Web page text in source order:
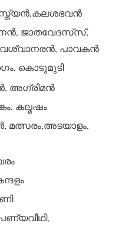
ജാതവേദസ്‌സ്,
പാവകന്‍
കൊടുമുടി
അഗ്രിമന്‍
കല്മഷം
മത്സരം,അടയാളം,